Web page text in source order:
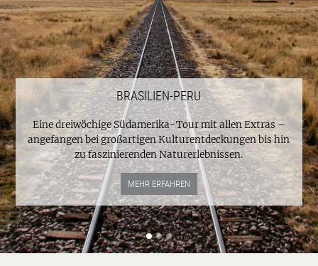
BRASILIEN-PERU
Eine dreiwöchige Südamerika-Tour mit allen Extras –
angefangen bei großartigen Kulturentdeckungen bis hin
zu faszinierenden Naturerlebnissen.
MEHR ERFAHREN